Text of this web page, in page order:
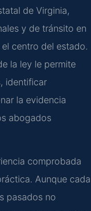
de Virginia,
y de tránsito en
centro del estado.
la ley le permite
identificar
la evidencia
abogados
comprobada
Aunque cada
pasados no